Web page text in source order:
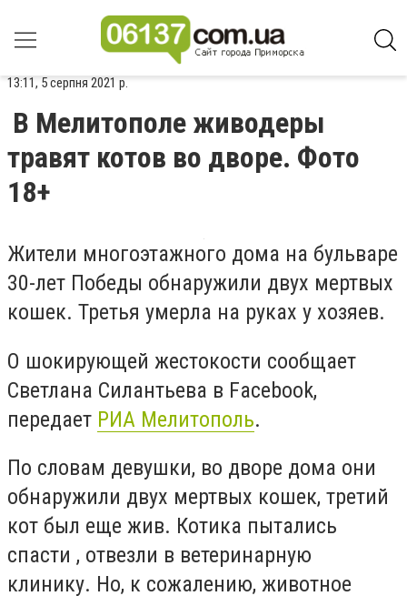
13:11, 5 серпня 2021 р.
В Мелитополе живодеры
травят котов во дворе. Фото
18+
Жители многоэтажного дома на бульваре
30-лет Победы обнаружили двух мертвых
кошек. Третья умерла на руках у хозяев.
О шокирующей жестокости сообщает
Светлана Силантьева в Facebook,
передает РИА Мелитополь.
По словам девушки, во дворе дома они
обнаружили двух мертвых кошек, третий
кот был еще жив. Котика пытались
спасти , отвезли в ветеринарную
клинику. Но, к сожалению, животное